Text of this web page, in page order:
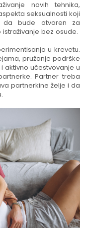
novih tehnika,
seksualnosti koji
da bude otvoren za
bez osude.
u krevetu.
pružanje podrške
aktivno učestvovanje u
Partner treba
partnerkine želje i da